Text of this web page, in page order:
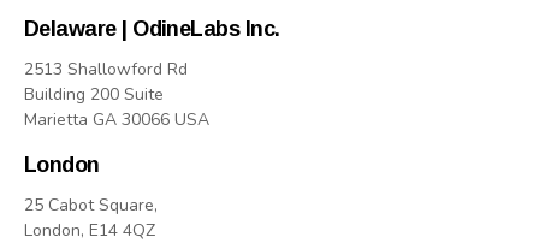
Delaware | OdineLabs Inc.
2513 Shallowford Rd
Building 200 Suite
Marietta GA 30066 USA
London
25 Cabot Square,
London, E14 4QZ